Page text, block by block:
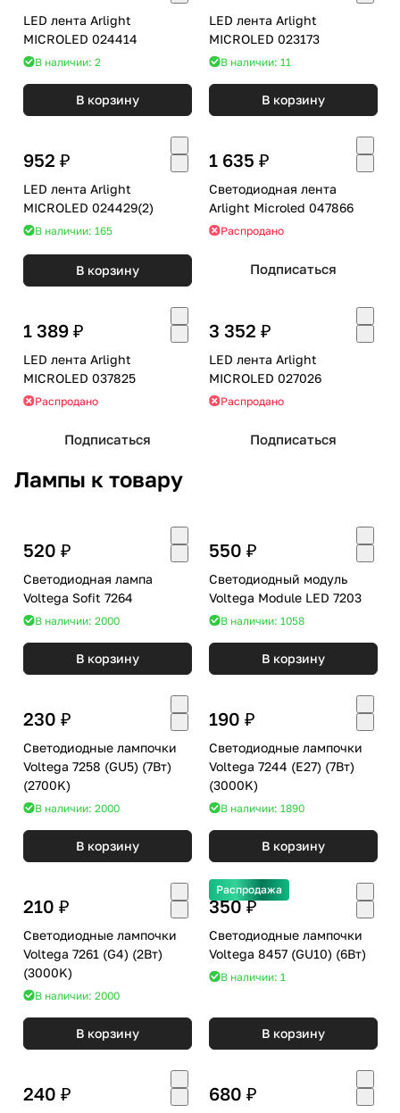
LED лента Arlight
MICROLED 024414
В наличии: 2
В корзину
LED лента Arlight
MICROLED 023173
В наличии: 11
В корзину
952 ₽
LED лента Arlight
MICROLED 024429(2)
В наличии: 165
В корзину
1 635 ₽
Светодиодная лента
Arlight Microled 047866
Распродано
Подписаться
1 389 ₽
LED лента Arlight
MICROLED 037825
Распродано
Подписаться
3 352 ₽
LED лента Arlight
MICROLED 027026
Распродано
Подписаться
Лампы к товару
520 ₽
Светодиодная лампа
Voltega Sofit 7264
В наличии: 2000
В корзину
550 ₽
Светодиодный модуль
Voltega Module LED 7203
В наличии: 1058
В корзину
230 ₽
Светодиодные лампочки
Voltega 7258 (GU5) (7Вт)
(2700K)
В наличии: 2000
В корзину
190 ₽
Светодиодные лампочки
Voltega 7244 (E27) (7Вт)
(3000K)
В наличии: 1890
В корзину
210 ₽
Светодиодные лампочки
Voltega 7261 (G4) (2Вт)
(3000K)
В наличии: 2000
В корзину
Распродажа
350 ₽
Светодиодные лампочки
Voltega 8457 (GU10) (6Вт)
В наличии: 1
В корзину
240 ₽ 680 ₽